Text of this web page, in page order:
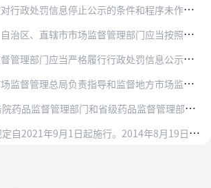
信息停止公示的条件和程序未作规定的，按照《市场监督管理信用修复管理办法》有关规定执行。
场监督管理部门应当按照本规定及时完善国家企业信用信息公示系统，提供操作便捷的检索、查阅方式，方便公众检索、查阅行政处罚信息。
履行行政处罚信息公示职责，按照“谁办案、谁录入、谁负责”的原则建立健全行政处罚信息公示内部审核和管理制度。办案机构应当及时准确录入行政处…
责指导和监督地方市场监督管理部门行政处罚信息公示工作，制定国家企业信用信息公示系统公示行政处罚信息的有关标准规范和技术要求。
品监督管理部门和省级药品监督管理部门实施行政处罚信息公示，适用本规定。
年9月1日起施行。2014年8月19日原国家工商行政管理总局令第71号公布的《工商行政管理行政处罚信息公示暂行规定》同时废止。